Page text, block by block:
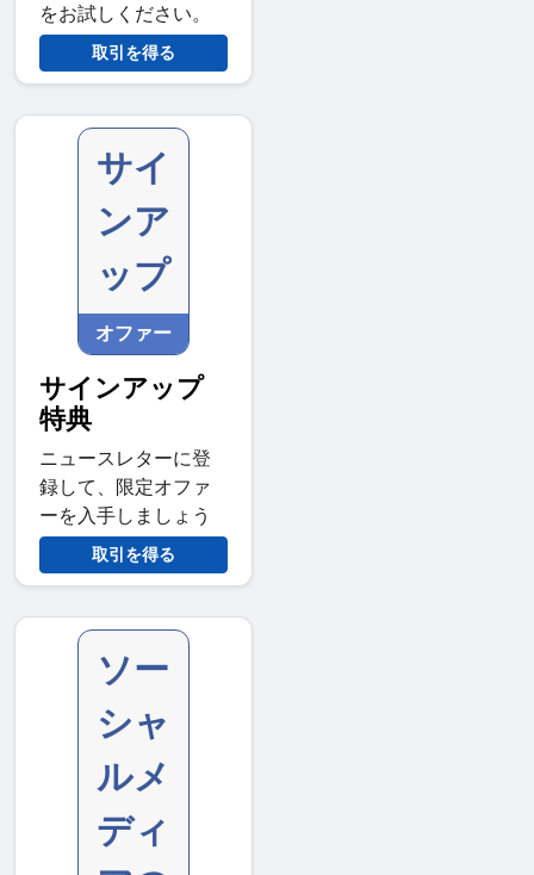
をお試しください。
取引を得る
サイ
ンア
ップ
オファー
サインアップ
特典
ニュースレターに登
録して、限定オファ
ーを入手しましょう
取引を得る
ソー
シャ
ルメ
ディ